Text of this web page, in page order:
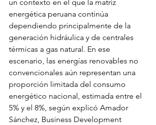
un contexto en el que la matriz
energética peruana continúa
dependiendo principalmente de la
generación hidráulica y de centrales
térmicas a gas natural. En ese
escenario, las energías renovables no
convencionales aún representan una
proporción limitada del consumo
energético nacional, estimada entre el
5% y el 8%, según explicó Amador
Sánchez, Business Development